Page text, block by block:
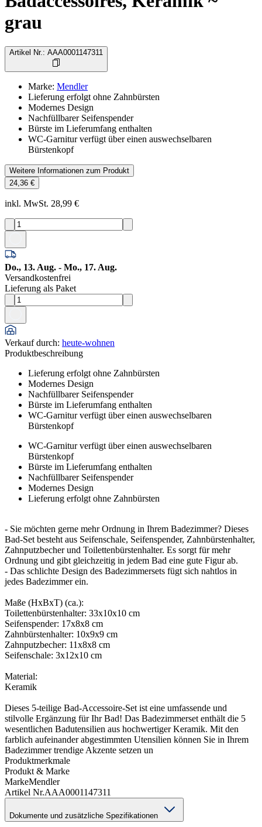
grau
Artikel Nr. : AAA0001147311
Marke: Mendler
Lieferung erfolgt ohne Zahnbürsten
Modernes Design
Nachfüllbarer Seifenspender
Bürste im Lieferumfang enthalten
WC-Garnitur verfügt über einen auswechselbaren
Bürstenkopf
Weitere Informationen zum Produkt
24,36 €
inkl. MwSt. 28,99 €
Do., 13. Aug. - Mo., 17. Aug.
Versandkostenfrei
Lieferung als Paket
Verkauf durch: heute-wohnen
Produktbeschreibung
Lieferung erfolgt ohne Zahnbürsten
Modernes Design
Nachfüllbarer Seifenspender
Bürste im Lieferumfang enthalten
WC-Garnitur verfügt über einen auswechselbaren
Bürstenkopf
WC-Garnitur verfügt über einen auswechselbaren
Bürstenkopf
Bürste im Lieferumfang enthalten
Nachfüllbarer Seifenspender
Modernes Design
Lieferung erfolgt ohne Zahnbürsten
- Sie möchten gerne mehr Ordnung in Ihrem Badezimmer? Dieses
Bad-Set besteht aus Seifenschale, Seifenspender, Zahnbürstenhalter,
Zahnputzbecher und Toilettenbürstenhalter. Es sorgt für mehr
Ordnung und gibt gleichzeitig in jedem Bad eine gute Figur ab.
- Das schlichte Design des Badezimmersets fügt sich nahtlos in
jedes Badezimmer ein.
Maße (HxBxT) (ca.):
Toilettenbürstenhalter: 33x10x10 cm
Seifenspender: 17x8x8 cm
Zahnbürstenhalter: 10x9x9 cm
Zahnputzbecher: 11x8x8 cm
Seifenschale: 3x12x10 cm
Material:
Keramik
Dieses 5-teilige Bad-Accessoire-Set ist eine umfassende und
stilvolle Ergänzung für Ihr Bad! Das Badezimmerset enthält die 5
wesentlichen Badutensilien aus hochwertiger Keramik. Mit den
farblich aufeinander abgestimmten Utensilien können Sie in Ihrem
Badezimmer trendige Akzente setzen un
Produktmerkmale
Produkt & Marke
MarkeMendler
Artikel Nr.AAA0001147311
Dokumente und zusätzliche Spezifikationen